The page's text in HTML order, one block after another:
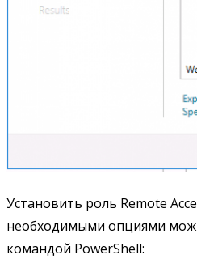
Установить роль Remote
необходимыми опциями
командой PowerShell: